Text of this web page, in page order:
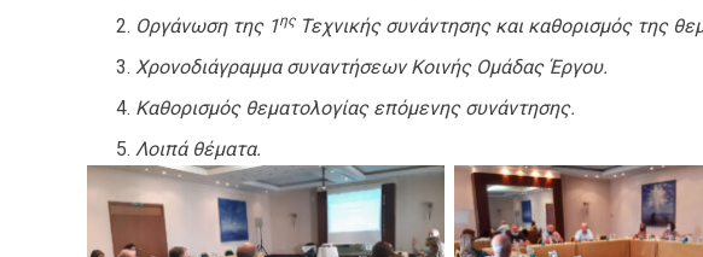
Οργάνωση της 1ηςΤεχνικής συνάντησης και καθορισμός της
Χρονοδιάγραμμα συναντήσεων Κοινής Ομάδας Έργου.
Καθορισμός θεματολογίας επόμενης συνάντησης.
Λοιπά θέματα.